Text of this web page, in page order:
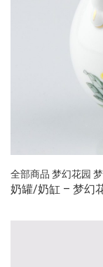
全部商品 梦幻花园
奶罐/奶缸 – 梦幻